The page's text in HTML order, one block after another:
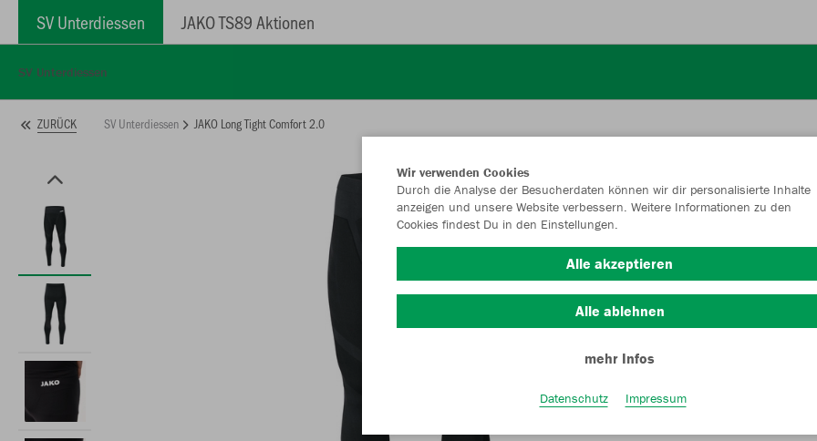
SV Unterdiessen JAKO TS89 Aktionen
SV Unterdiessen
ZURÜCK SV Unterdiessen JAKO Long Tight Comfort 2.0
Wir verwenden Cookies
Durch die Analyse der Besucherdaten können wir dir personalisierte Inhalte
anzeigen und unsere Website verbessern. Weitere Informationen zu den
Cookies findest Du in den Einstellungen.
Alle akzeptieren
Alle ablehnen
mehr Infos
Datenschutz Impressum